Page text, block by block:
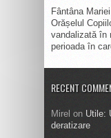
Fântâna
Orășelul
vandalizată în
perioada în
RECENT
Mirel on Utile:
deratizare